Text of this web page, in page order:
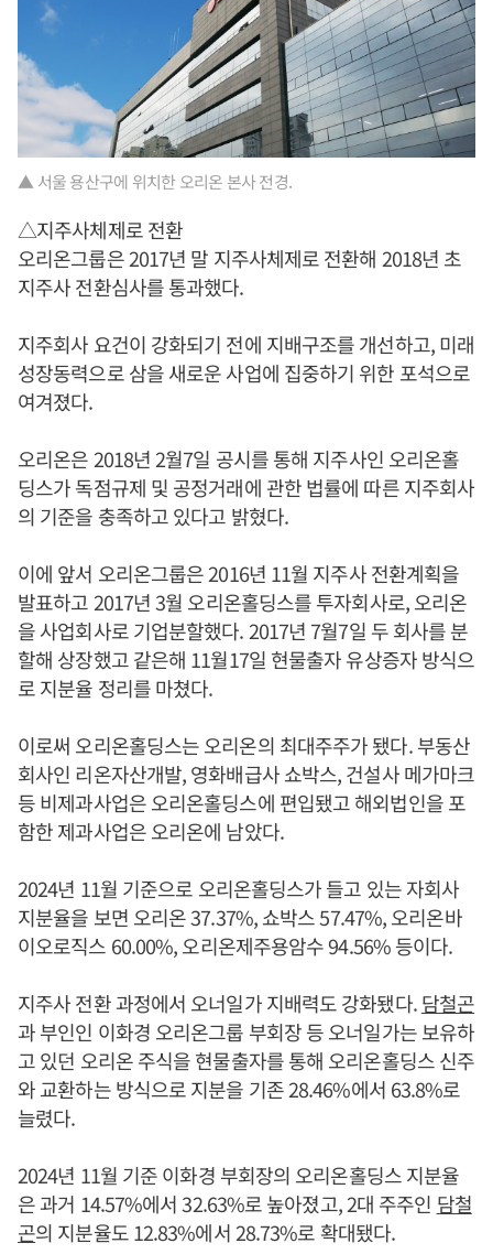
▲ 서울 용산구에 위치한 오리온 본사 전경.
△지주사체제로 전환
오리온그룹은 2017년 말 지주사체제로 전환해 2018년 초
지주사 전환심사를 통과했다.
지주회사 요건이 강화되기 전에 지배구조를 개선하고, 미래
성장동력으로 삼을 새로운 사업에 집중하기 위한 포석으로
여겨졌다.
오리온은 2018년 2월7일 공시를 통해 지주사인 오리온홀
딩스가 독점규제 및 공정거래에 관한 법률에 따른 지주회사
의 기준을 충족하고 있다고 밝혔다.
이에 앞서 오리온그룹은 2016년 11월 지주사 전환계획을
발표하고 2017년 3월 오리온홀딩스를 투자회사로, 오리온
을 사업회사로 기업분할했다. 2017년 7월7일 두 회사를 분
할해 상장했고 같은해 11월17일 현물출자 유상증자 방식으
로 지분율 정리를 마쳤다.
이로써 오리온홀딩스는 오리온의 최대주주가 됐다. 부동산
회사인 리온자산개발, 영화배급사 쇼박스, 건설사 메가마크
등 비제과사업은 오리온홀딩스에 편입됐고 해외법인을 포
함한 제과사업은 오리온에 남았다.
2024년 11월 기준으로 오리온홀딩스가 들고 있는 자회사
지분율을 보면 오리온 37.37%, 쇼박스 57.47%, 오리온바
이오로직스 60.00%, 오리온제주용암수 94.56% 등이다.
지주사 전환 과정에서 오너일가 지배력도 강화됐다.담철곤
과 부인인 이화경 오리온그룹 부회장 등 오너일가는 보유하
고 있던 오리온 주식을 현물출자를 통해 오리온홀딩스 신주
와 교환하는 방식으로 지분을 기존 28.46%에서 63.8%로
늘렸다.
2024년 11월 기준 이화경 부회장의 오리온홀딩스 지분율
은 과거 14.57%에서 32.63%로 높아졌고, 2대 주주인 담철
곤의 지분율도 12.83%에서 28.73%로 확대됐다.